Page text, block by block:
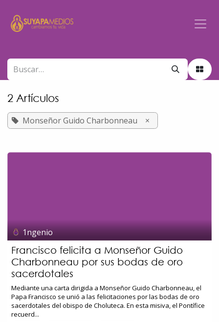
2 Artículos
Monseñor Guido Charbonneau ×
1ngenio
Francisco felicita a Monseñor Guido
Charbonneau por sus bodas de oro
sacerdotales
Mediante una carta dirigida a Monseñor Guido Charbonneau, el
Papa Francisco se unió a las felicitaciones por las bodas de oro
sacerdotales del obispo de Choluteca. En esta misiva, el Pontífice
recuerd...